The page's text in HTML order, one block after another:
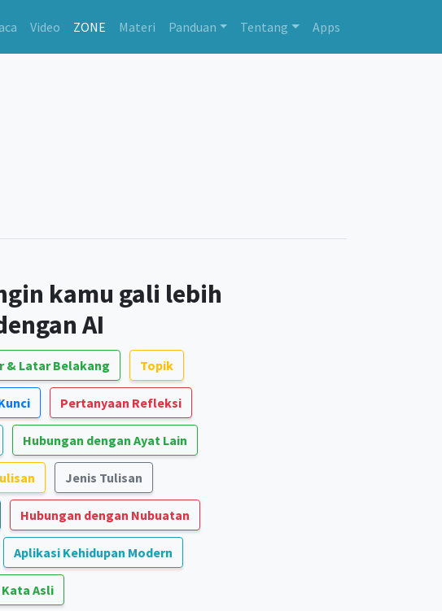
Video ZONE Materi Panduan Tentang Apps
kamu gali lebih
AI
& Latar Belakang Topik
Pertanyaan Refleksi
Hubungan dengan Ayat Lain
Jenis Tulisan
Hubungan dengan Nubuatan
Aplikasi Kehidupan Modern
Asli